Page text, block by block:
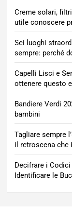
Creme solari,
utile conoscere
Sei luoghi
sempre: perché
Capelli Lisci e
ottenere questo
Bandiere Verdi
bambini
Tagliare sempre
il retroscena che
Decifrare i
Identificare le